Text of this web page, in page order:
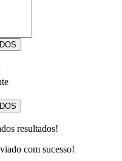
resultados!
com sucesso!